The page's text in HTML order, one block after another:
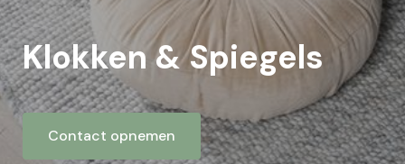
Klokken & Spiegels
Contact opnemen